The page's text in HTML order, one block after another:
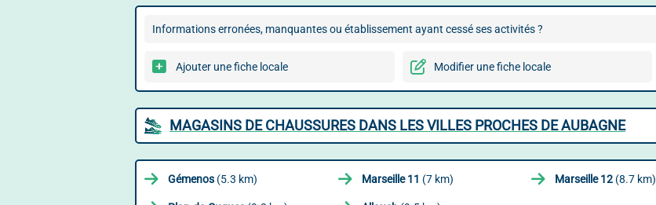
Informations erronées, manquantes ou établissement ayant cessé ses activités ?
Ajouter une fiche locale Modifier une fiche locale
MAGASINS DE CHAUSSURES DANS LES VILLES PROCHES DE AUBAGNE
Gémenos (5.3 km) Marseille 11 (7 km) Marseille 12 (8.7 km)